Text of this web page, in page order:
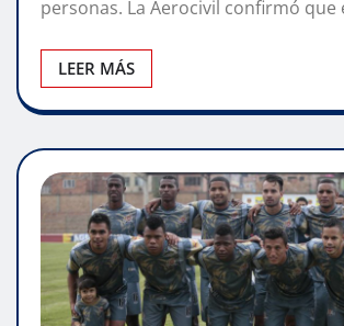
personas. La Aerocivil confirmó que
LEER MÁS